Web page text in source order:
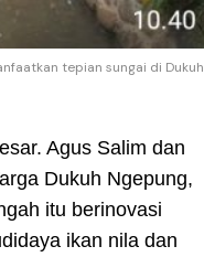
tepian sungai di Dukuh
Agus Salim dan
Dukuh Ngepung,
itu berinovasi
ikan nila dan